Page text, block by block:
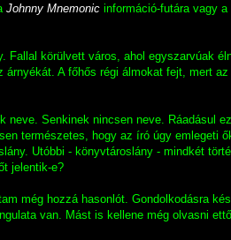
Johnny Mnemonic információ-futára vagy a
Fallal körülvett város, ahol egyszarvúak
árnyékát. A főhős régi álmokat fejt, mert
neve. Senkinek nincsen neve. Ráadásul ez
természetes, hogy az író úgy emlegeti
Utóbbi - könyvtároslány - mindkét
jelentik-e?
még hozzá hasonlót. Gondolkodásra
van. Mást is kellene még olvasni